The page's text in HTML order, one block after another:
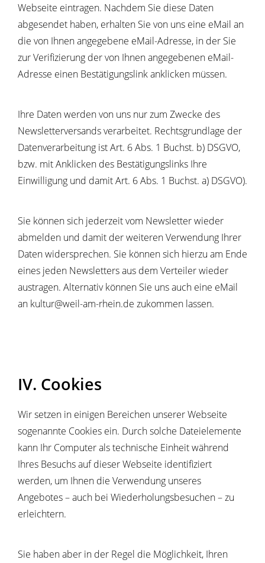
Webseite eintragen. Nachdem Sie diese Daten
abgesendet haben, erhalten Sie von uns eine eMail an
die von Ihnen angegebene eMail-Adresse, in der Sie
zur Verifizierung der von Ihnen angegebenen eMail-
Adresse einen Bestätigungslink anklicken müssen.
Ihre Daten werden von uns nur zum Zwecke des
Newsletterversands verarbeitet. Rechtsgrundlage der
Datenverarbeitung ist Art. 6 Abs. 1 Buchst. b) DSGVO,
bzw. mit Anklicken des Bestätigungslinks Ihre
Einwilligung und damit Art. 6 Abs. 1 Buchst. a) DSGVO).
Sie können sich jederzeit vom Newsletter wieder
abmelden und damit der weiteren Verwendung Ihrer
Daten widersprechen. Sie können sich hierzu am Ende
eines jeden Newsletters aus dem Verteiler wieder
austragen. Alternativ können Sie uns auch eine eMail
an kultur@weil-am-rhein.de zukommen lassen.
IV. Cookies
Wir setzen in einigen Bereichen unserer Webseite
sogenannte Cookies ein. Durch solche Dateielemente
kann Ihr Computer als technische Einheit während
Ihres Besuchs auf dieser Webseite identifiziert
werden, um Ihnen die Verwendung unseres
Angebotes – auch bei Wiederholungsbesuchen – zu
erleichtern.
Sie haben aber in der Regel die Möglichkeit, Ihren